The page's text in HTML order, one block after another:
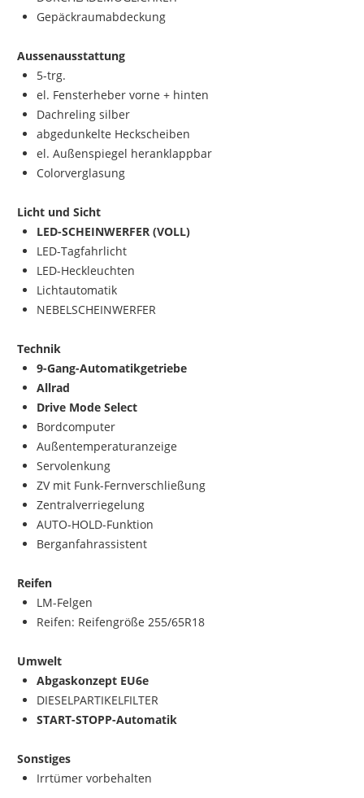
Gepäckraumabdeckung
Aussenausstattung
5-trg.
el. Fensterheber vorne + hinten
Dachreling silber
abgedunkelte Heckscheiben
el. Außenspiegel heranklappbar
Colorverglasung
Licht und Sicht
LED-SCHEINWERFER (VOLL)
LED-Tagfahrlicht
LED-Heckleuchten
Lichtautomatik
NEBELSCHEINWERFER
Technik
9-Gang-Automatikgetriebe
Allrad
Drive Mode Select
Bordcomputer
Außentemperaturanzeige
Servolenkung
ZV mit Funk-Fernverschließung
Zentralverriegelung
AUTO-HOLD-Funktion
Berganfahrassistent
Reifen
LM-Felgen
Reifen: Reifengröße 255/65R18
Umwelt
Abgaskonzept EU6e
DIESELPARTIKELFILTER
START-STOPP-Automatik
Sonstiges
Irrtümer vorbehalten